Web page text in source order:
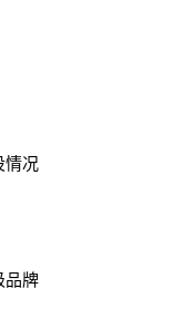
情况
品牌